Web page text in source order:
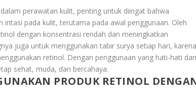
perawatan kulit, penting untuk diingat bahwa
pada kulit, terutama pada awal penggunaan. Oleh
dengan konsentrasi rendah dan meningkatkan
juga untuk menggunakan tabir surya setiap hari,
retinol. Dengan penggunaan yang hati-hati
sehat, muda, dan bercahaya.
PRODUK RETINOL